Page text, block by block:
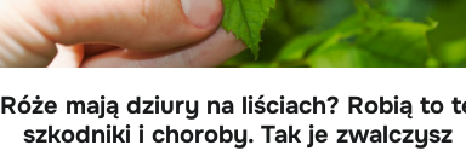
Róże mają dziury na liściach? Robią to
szkodniki i choroby. Tak je zwalczysz